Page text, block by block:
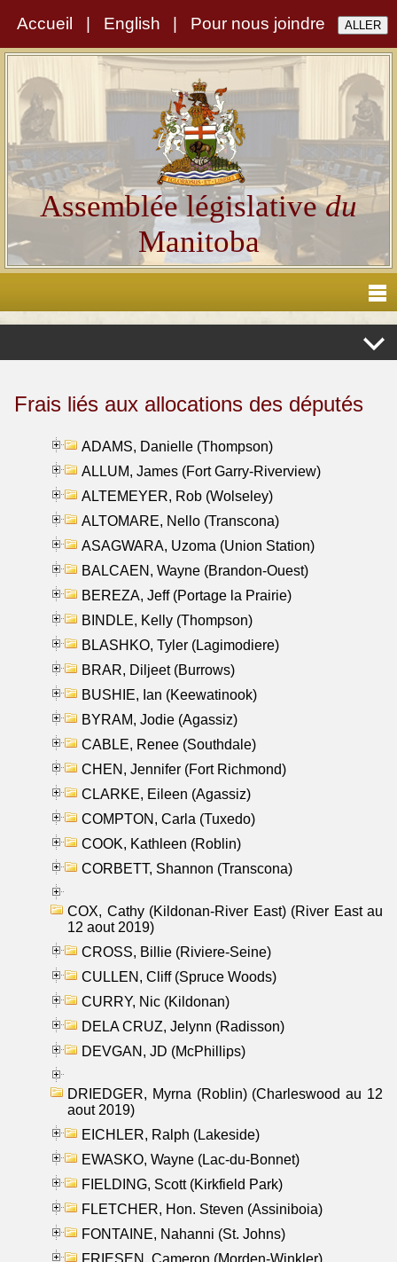
Accueil English Pour nous joindre
Assemblée législativedu
Manitoba
Frais liés aux allocations des députés
ADAMS, Danielle (Thompson)
ALLUM, James (Fort Garry-Riverview)
ALTEMEYER, Rob (Wolseley)
ALTOMARE, Nello (Transcona)
ASAGWARA, Uzoma (Union Station)
BALCAEN, Wayne (Brandon-Ouest)
BEREZA, Jeff (Portage la Prairie)
BINDLE, Kelly (Thompson)
BLASHKO, Tyler (Lagimodiere)
BRAR, Diljeet (Burrows)
BUSHIE, Ian (Keewatinook)
BYRAM, Jodie (Agassiz)
CABLE, Renee (Southdale)
CHEN, Jennifer (Fort Richmond)
CLARKE, Eileen (Agassiz)
COMPTON, Carla (Tuxedo)
COOK, Kathleen (Roblin)
CORBETT, Shannon (Transcona)
COX, Cathy (Kildonan-River East) (River East au
12 aout 2019)
CROSS, Billie (Riviere-Seine)
CULLEN, Cliff (Spruce Woods)
CURRY, Nic (Kildonan)
DELA CRUZ, Jelynn (Radisson)
DEVGAN, JD (McPhillips)
DRIEDGER, Myrna (Roblin) (Charleswood au 12
aout 2019)
EICHLER, Ralph (Lakeside)
EWASKO, Wayne (Lac-du-Bonnet)
FIELDING, Scott (Kirkfield Park)
FLETCHER, Hon. Steven (Assiniboia)
FONTAINE, Nahanni (St. Johns)
FRIESEN, Cameron (Morden-Winkler)